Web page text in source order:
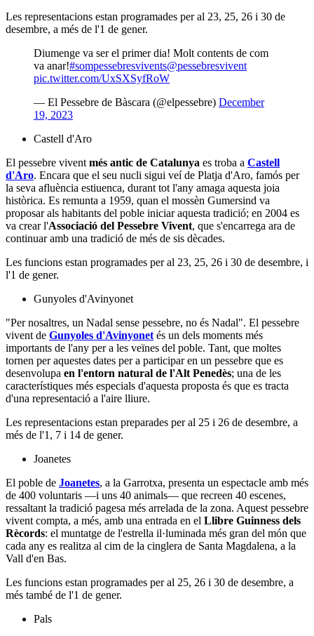
Les representacions estan programades per al 23, 25, 26 i 30 de
desembre, a més de l'1 de gener.
Diumenge va ser el primer dia! Molt contents de com
va anar!#sompessebresvivents@pessebresvivent
pic.twitter.com/UxSXSyfRoW
— El Pessebre de Bàscara (@elpessebre) December
19, 2023
Castell d'Aro
El pessebre viventmés antic de Catalunya es troba a Castell
d'Aro. Encara que el seu nucli sigui veí de Platja d'Aro, famós per
la seva afluència estiuenca, durant tot l'any amaga aquesta joia
històrica. Es remunta a 1959, quan el mossèn Gumersind va
proposar als habitants del poble iniciar aquesta tradició; en 2004 es
va crear l'Associació del Pessebre Vivent, que s'encarrega ara de
continuar amb una tradició de més de sis dècades.
Les funcions estan programades per al 23, 25, 26 i 30 de desembre, i
l'1 de gener.
Gunyoles d'Avinyonet
"Per nosaltres, un Nadal sense pessebre, no és Nadal". El pessebre
vivent de Gunyoles d'Avinyonetés un dels moments més
importants de l'any per a les veïnes del poble. Tant, que moltes
tornen per aquestes dates per a participar en un pessebre que es
desenvolupa en l'entorn natural de l'Alt Penedès; una de les
característiques més especials d'aquesta proposta és que es tracta
d'una representació a l'aire lliure.
Les representacions estan preparades per al 25 i 26 de desembre, a
més de l'1, 7 i 14 de gener.
Joanetes
El poble de Joanetes, a la Garrotxa, presenta un espectacle amb més
de 400 voluntaris —i uns 40 animals— que recreen 40 escenes,
ressaltant la tradició pagesa més arrelada de la zona. Aquest pessebre
vivent compta, a més, amb una entrada en el Llibre Guinness dels
Rècords: el muntatge de l'estrella il·luminada més gran del món que
cada any es realitza al cim de la cinglera de Santa Magdalena, a la
Vall d'en Bas.
Les funcions estan programades per al 25, 26 i 30 de desembre, a
més també de l'1 de gener.
Pals